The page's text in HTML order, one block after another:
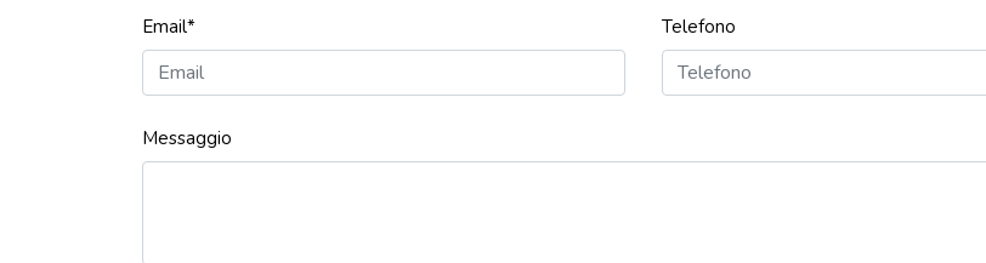
Email* Telefono
Messaggio